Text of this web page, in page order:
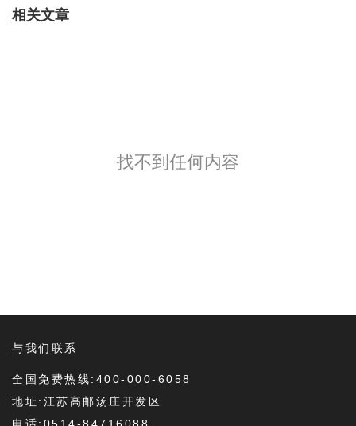
相关文章
找不到任何内容
与我们联系
全国免费热线:400-000-6058
地址:江苏高邮汤庄开发区